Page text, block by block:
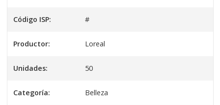
Código ISP: #
Productor: Loreal
Unidades: 50
Categoría: Belleza